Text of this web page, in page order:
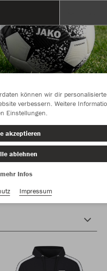
im Teamshop SV
können wir dir personalisierte
verbessern. Weitere
Einstellungen.
akzeptieren
ablehnen
mehr Infos
Impressum